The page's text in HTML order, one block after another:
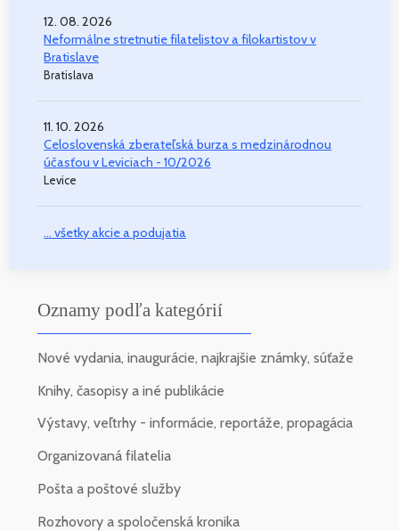
12. 08. 2026
Neformálne stretnutie filatelistov a filokartistov v
Bratislave
Bratislava
11. 10. 2026
Celoslovenská zberateľská burza s medzinárodnou
účasťou v Leviciach - 10/2026
Levice
... všetky akcie a podujatia
Oznamy podľa kategórií
Nové vydania, inaugurácie, najkrajšie známky, súťaže
Knihy, časopisy a iné publikácie
Výstavy, veľtrhy - informácie, reportáže, propagácia
Organizovaná filatelia
Pošta a poštové služby
Rozhovory a spoločenská kronika